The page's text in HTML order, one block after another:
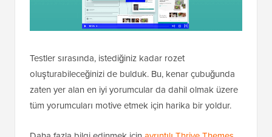
Testler sırasında, istediğiniz kadar rozet
oluşturabileceğinizi de bulduk. Bu, kenar çubuğunda
zaten yer alan en iyi yorumcular da dahil olmak üzere
tüm yorumcuları motive etmek için harika bir yoldur.